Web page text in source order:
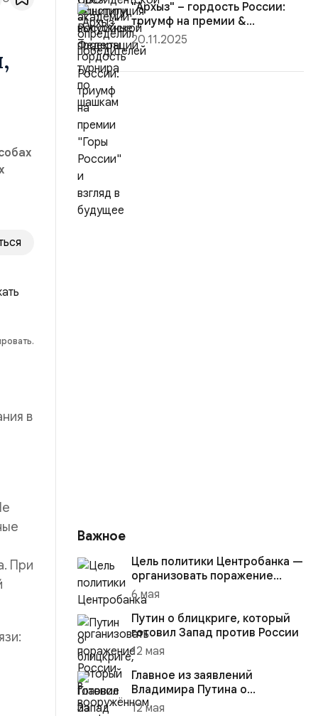
в
При
"Архыз" – гордость России:
триумф на премии &...
20.11.2025
Важное
Цель политики Центробанка —
организовать поражение
России в вооружённом
конфликте с США
6 мая
Путин о блицкриге, который
готовил Запад против России
12 мая
Главное из заявлений
Владимира Путина о
конфликте на Украине
12 мая